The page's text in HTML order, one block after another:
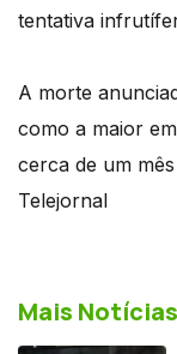
tentativa
A morte
como a maior
cerca de um mês
Telejornal
Mais Notícias